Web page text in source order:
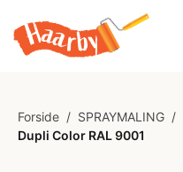
Forside / SPRAYMALING /
Dupli Color RAL 9001